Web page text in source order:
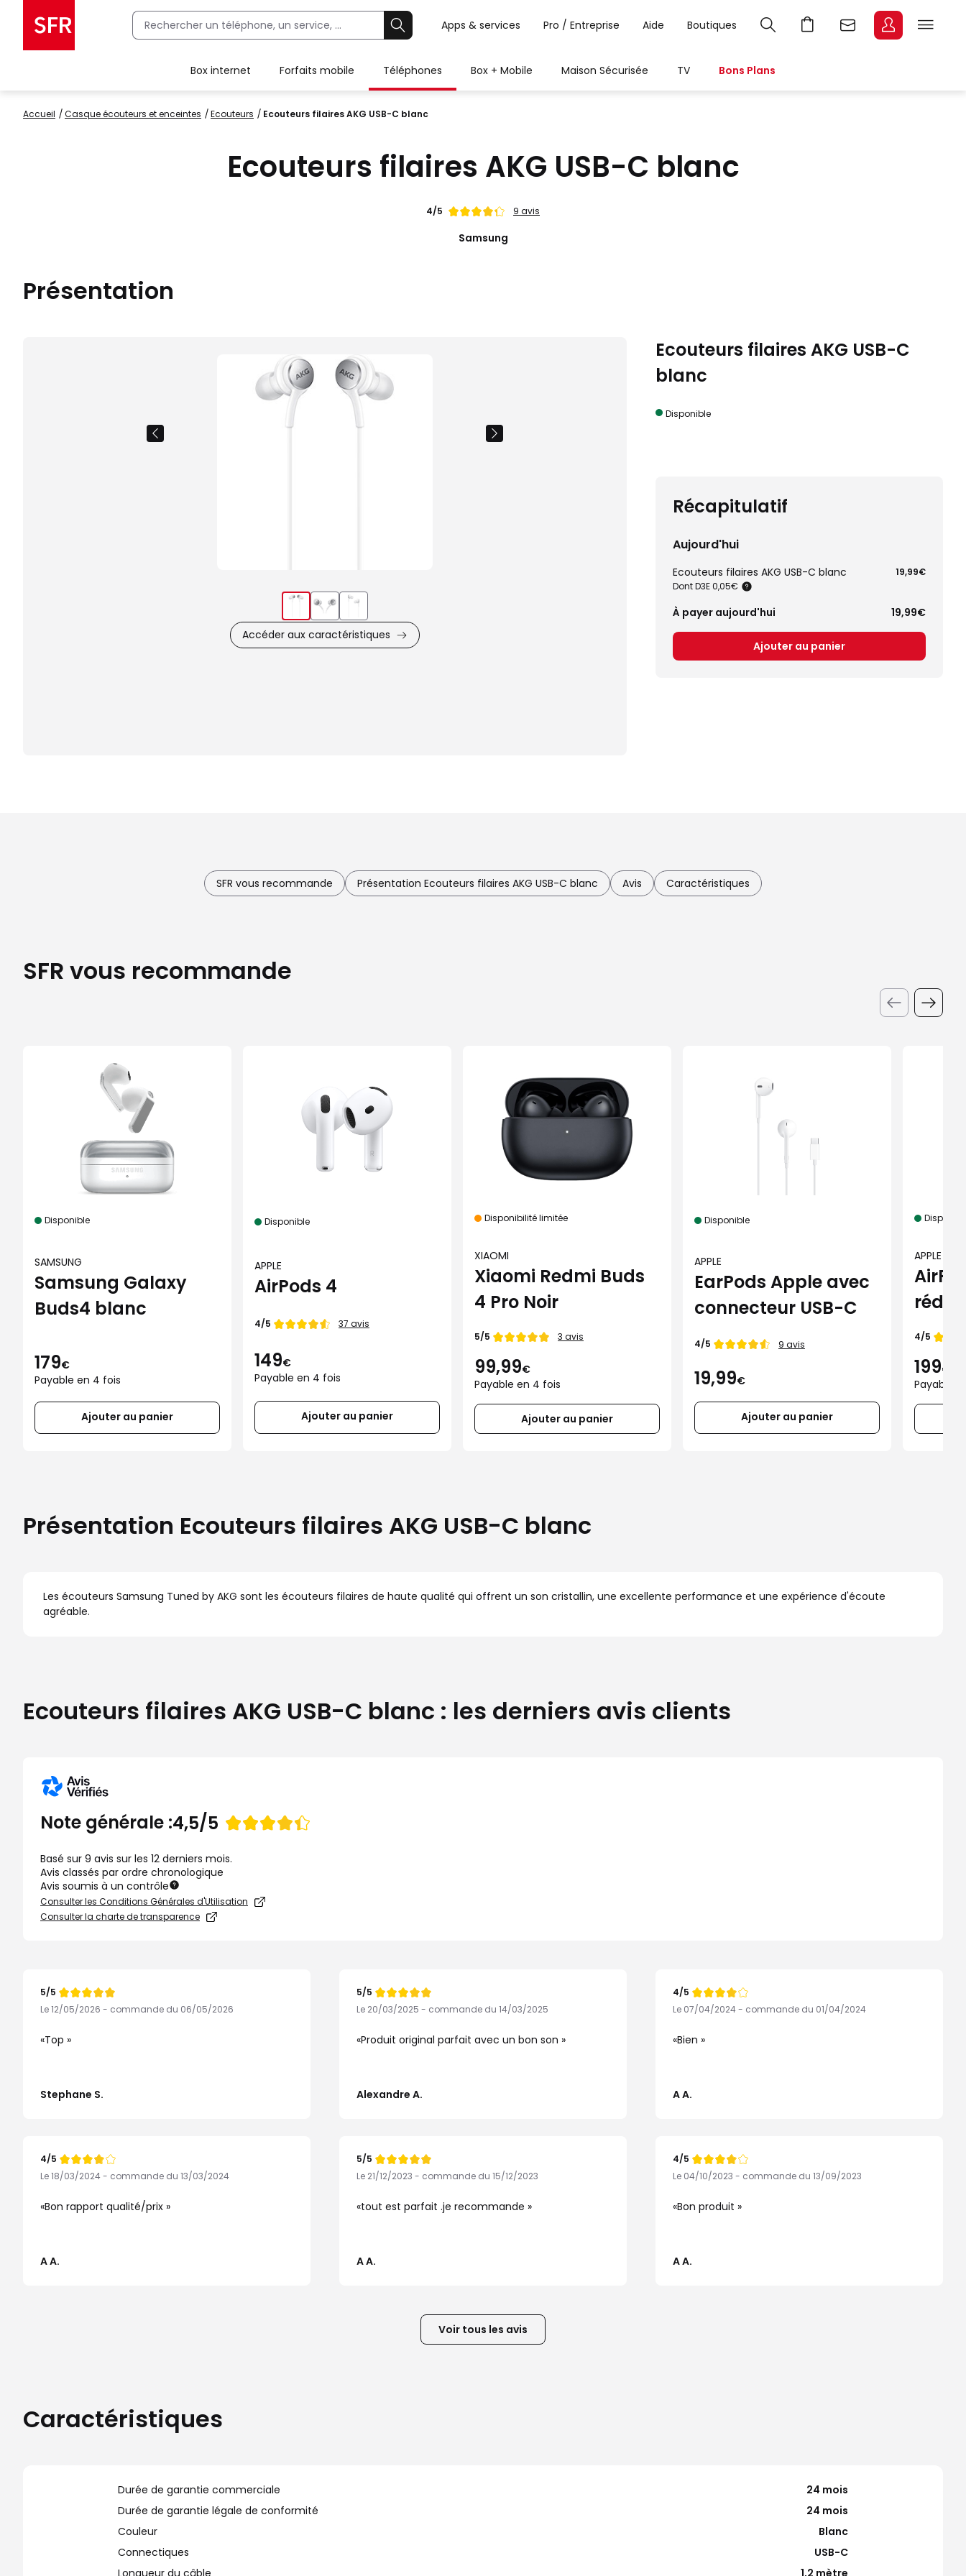
Apps & services Pro / Entreprise Aide Boutiques
Box internet Forfaits mobile Téléphones Box + Mobile Maison Sécurisée TV Bons Plans
Accueil casque écouteurs et enceintes ecouteurs Ecouteurs filaires AKG USB-C blanc
Ecouteurs filaires AKG USB-C blanc
Note
4/5 9 avis
Samsung
Présentation
Images
du
produit
Accéder aux caractéristiques
Ecouteurs filaires AKG USB-C
blanc
Disponible
Récapitulatif
Aujourd'hui
Ecouteurs filaires AKG USB-C blanc
Dont D3E 0,05€
19,99€
À payer aujourd'hui 19,99€
Ajouter au panier
SFR vous recommande Présentation Ecouteurs filaires AKG USB-C blanc Avis Caractéristiques
SFR vous recommande
Disponible
SAMSUNG
Samsung Galaxy
Buds4 blanc
179€
Payable en 4 fois
Ajouter au panier
Disponible
APPLE
AirPods 4
Note de
4/5 37 avis
149€
Payable en 4 fois
Ajouter au panier
Disponibilité limitée
XIAOMI
Xiaomi Redmi Buds
4 Pro Noir
Note de
5/5 3 avis
99,99€
Payable en 4 fois
Ajouter au panier
Disponible
APPLE
EarPods Apple avec
connecteur USB-C
Note de
4/5 9 avis
19,99€
Ajouter au panier
APPLE
bruit
Note de
4/5
199€
Payable
Présentation Ecouteurs filaires AKG USB-C blanc
Les écouteurs Samsung Tuned by AKG sont les écouteurs filaires de haute qualité qui offrent un son cristallin, une excellente performance et une expérience d'écoute
agréable.
Ecouteurs filaires AKG USB-C blanc : les derniers avis clients
Note générale :Note
4,5/5
Basé sur 9 avis sur les 12 derniers mois.
Avis classés par ordre chronologique
Avis soumis à un contrôle
Consulter les Conditions Générales d'Utilisation
Consulter la charte de transparence
Note
de
5/5
Le 12/05/2026 - commande du 06/05/2026
Top
Stephane S.
Note
de
5/5
Le 20/03/2025 - commande du 14/03/2025
Produit original parfait avec un bon son
Alexandre A.
Note
de
4/5
Le 07/04/2024 - commande du 01/04/2024
Bien
A A.
Note
de
4/5
Le 18/03/2024 - commande du 13/03/2024
Bon rapport qualité/prix
A A.
Note
de
5/5
Le 21/12/2023 - commande du 15/12/2023
tout est parfait .je recommande
A A.
Note
de
4/5
Le 04/10/2023 - commande du 13/09/2023
Bon produit
A A.
Voir tous les avis
Caractéristiques
Durée de garantie commerciale
24 mois
Durée de garantie légale de conformité
24 mois
Couleur
Blanc
Connectiques
USB-C
Longueur du câble
1,2 mètre